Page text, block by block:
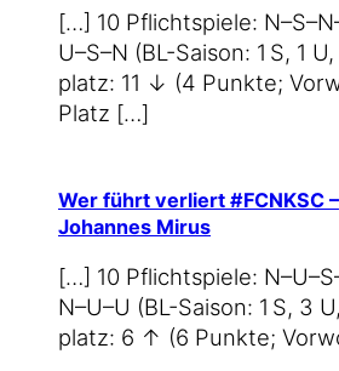
[…] 10 Pflicht­spie­le:
U–S–N (BL-Saison: 1 S, 1
platz: 11 ↓ (4 Punk­te;
Platz […]
Wer führt verliert #FCNKSC –
Johannes Mirus
[…] 10 Pflicht­spie­le:
N–U–U (BL-Saison: 1 S, 3
platz: 6 ↑ (6 Punk­te;